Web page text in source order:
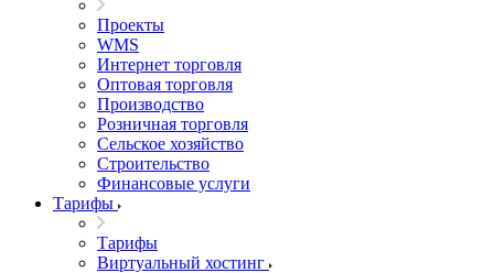
Проекты
WMS
Интернет торговля
Оптовая торговля
Производство
Розничная торговля
Сельское хозяйство
Строительство
Финансовые услуги
Тарифы
Тарифы
Виртуальный хостинг